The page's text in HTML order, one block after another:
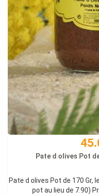
Pate d olives Pot
Pate d olives Pot de 170 Gr,
pot au lieu de 7.90)